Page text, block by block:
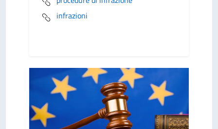
infrazioni